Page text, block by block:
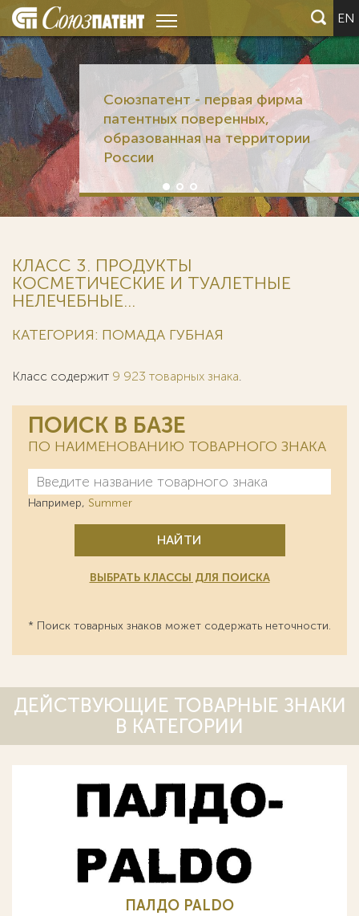
EN
Союзпатент - первая фирма
патентных поверенных,
образованная на территории
России
КЛАСС 3. ПРОДУКТЫ
КОСМЕТИЧЕСКИЕ И ТУАЛЕТНЫЕ
НЕЛЕЧЕБНЫЕ...
КАТЕГОРИЯ: ПОМАДА ГУБНАЯ
Класс содержит 9 923 товарных знака.
ПОИСК В БАЗЕ
ПО НАИМЕНОВАНИЮ ТОВАРНОГО ЗНАКА
Например, Summer
НАЙТИ
ВЫБРАТЬ КЛАССЫ ДЛЯ ПОИСКА
* Поиск товарных знаков может содержать неточности.
ДЕЙСТВУЮЩИЕ ТОВАРНЫЕ ЗНАКИ
В КАТЕГОРИИ
ПАЛДО PALDO